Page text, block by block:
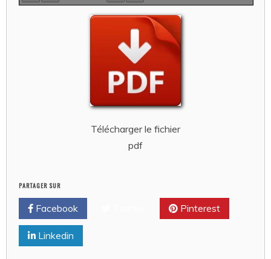
Télécharger le fichier
pdf
PARTAGER SUR
Facebook Pinterest
Linkedin